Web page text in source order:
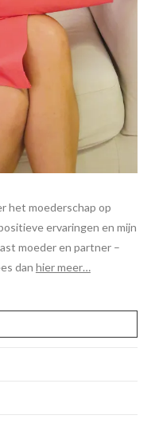
het moederschap op
ervaringen en mijn
moeder en partner –
dan hier meer…